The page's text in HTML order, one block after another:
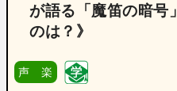
が語る「魔笛の暗号
のは？》
声 楽